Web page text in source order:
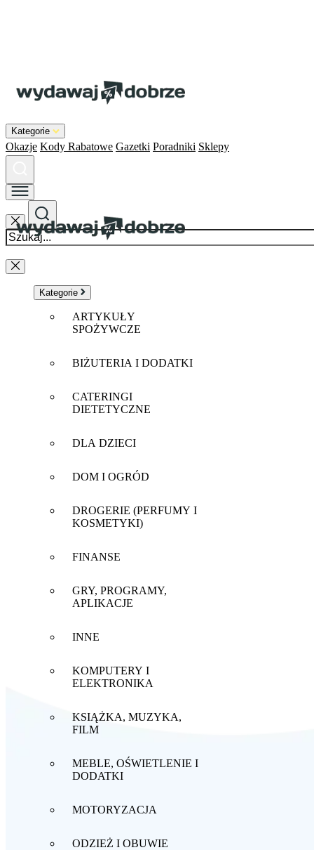
Kategorie
Okazje Kody Rabatowe Gazetki Poradniki Sklepy
Kategorie
ARTYKUŁY
SPOŻYWCZE
BIŻUTERIA I DODATKI
CATERINGI
DIETETYCZNE
DLA DZIECI
DOM I OGRÓD
DROGERIE (PERFUMY I
KOSMETYKI)
FINANSE
GRY, PROGRAMY,
APLIKACJE
INNE
KOMPUTERY I
ELEKTRONIKA
KSIĄŻKA, MUZYKA,
FILM
MEBLE, OŚWIETLENIE I
DODATKI
MOTORYZACJA
ODZIEŻ I OBUWIE